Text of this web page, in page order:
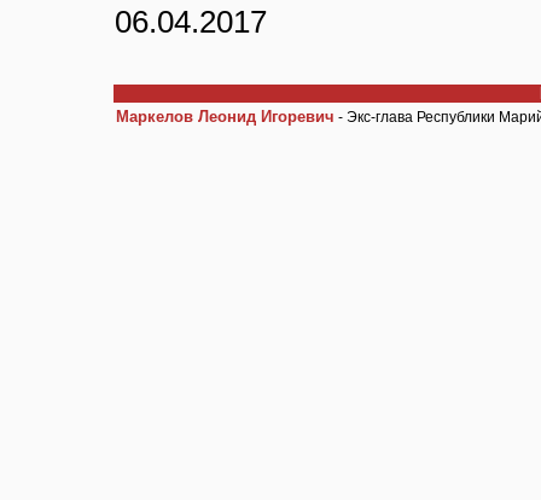
06.04.2017
Маркелов Леонид Игоревич - Экс-глава Республики